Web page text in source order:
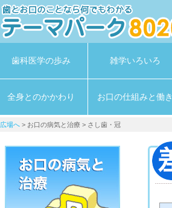
歯科医学の歩み 雑学いろいろ
全身とのかかわり お口の仕組みと働き
広場へ > お口の病気と治療 > さし歯・冠